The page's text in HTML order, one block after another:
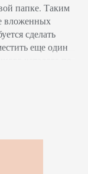
папке. Таким
вложенных
сделать
еще один
каталога по
папке.
через
FileZilla.